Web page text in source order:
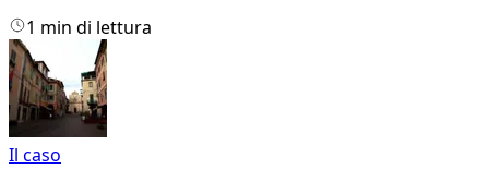
1 min di lettura
Il caso